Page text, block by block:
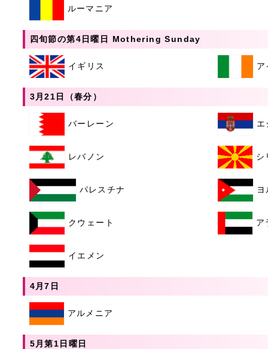
ルーマニア
四旬節の第4日曜日 Mothering Sunday
イギリス ア
3月21日（春分）
バーレーン エ
レバノン シ
パレスチナ
クウェート ア
イエメン
4月7日
アルメニア
5月第1日曜日